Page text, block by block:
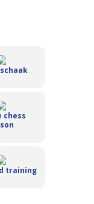
chess
training